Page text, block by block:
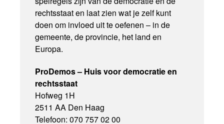
rechtsstaat en laat zien wat je zelf kunt
doen om invloed uit te oefenen – in de
gemeente, de provincie, het land en
Europa.
ProDemos – Huis voor democratie en
rechtsstaat
Hofweg 1H
2511 AA Den Haag
Telefoon: 070 757 02 00